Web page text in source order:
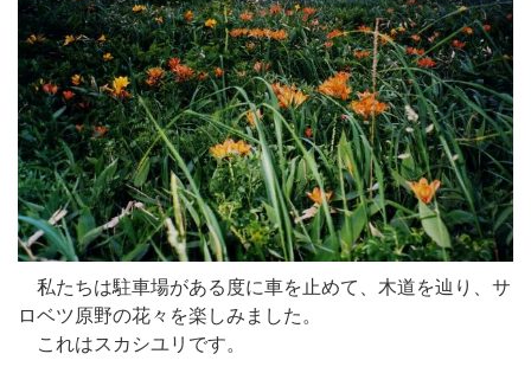
私たちは駐車場がある度に車を止めて、木道を辿り、サ
ロベツ原野の花々を楽しみました。
これはスカシユリです。